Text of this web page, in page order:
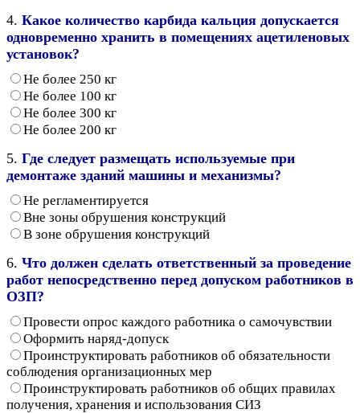
4. Какое количество карбида кальция допускается
одновременно хранить в помещениях ацетиленовых
установок?
Не более 250 кг
Не более 100 кг
Не более 300 кг
Не более 200 кг
5. Где следует размещать используемые при
демонтаже зданий машины и механизмы?
Не регламентируется
Вне зоны обрушения конструкций
В зоне обрушения конструкций
6. Что должен сделать ответственный за проведение
работ непосредственно перед допуском работников в
ОЗП?
Провести опрос каждого работника о самочувствии
Оформить наряд-допуск
Проинструктировать работников об обязательности
соблюдения организационных мер
Проинструктировать работников об общих правилах
получения, хранения и использования СИЗ